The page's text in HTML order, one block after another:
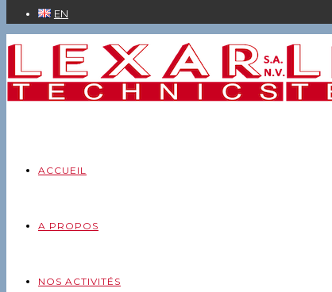
EN
ACCUEIL
A PROPOS
NOS ACTIVITÉS